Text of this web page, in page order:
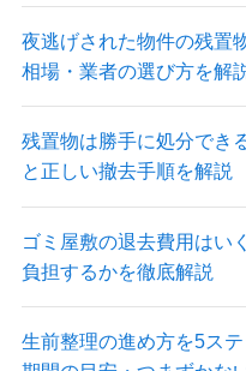
夜逃げされた物件の残置
相場・業者の選び方を解
残置物は勝手に処分でき
と正しい撤去手順を解説
ゴミ屋敷の退去費用はい
負担するかを徹底解説
生前整理の進め方を5ス